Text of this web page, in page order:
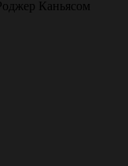
Каньясом